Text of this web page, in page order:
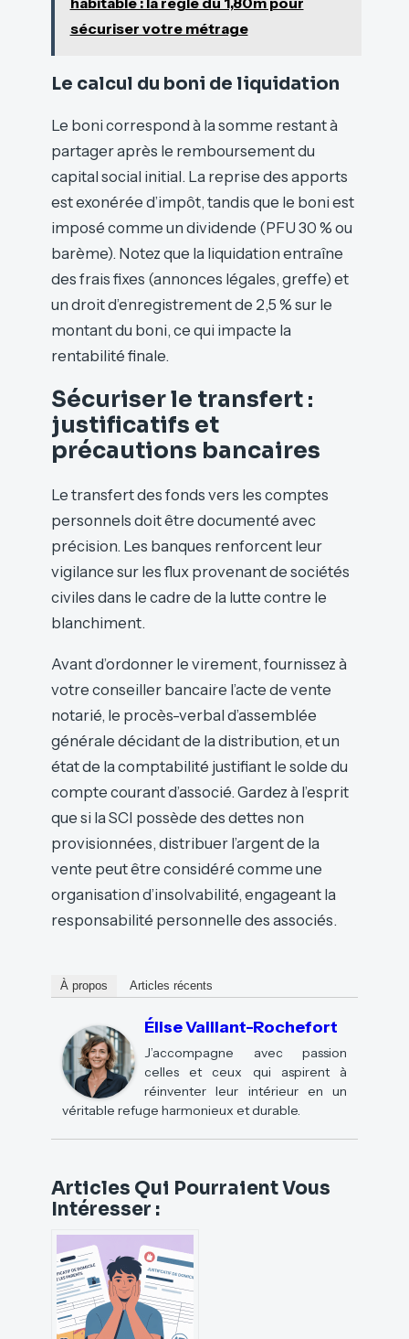
sécuriser votre métrage
Le calcul du boni de liquidation
Le boni correspond à la somme restant à
partager après le remboursement du
capital social initial. La reprise des apports
est exonérée d’impôt, tandis que le boni est
imposé comme un dividende (PFU 30 % ou
barème). Notez que la liquidation entraîne
des frais fixes (annonces légales, greffe) et
un droit d’enregistrement de 2,5 % sur le
montant du boni, ce qui impacte la
rentabilité finale.
Sécuriser le transfert :
justificatifs et
précautions bancaires
Le transfert des fonds vers les comptes
personnels doit être documenté avec
précision. Les banques renforcent leur
vigilance sur les flux provenant de sociétés
civiles dans le cadre de la lutte contre le
blanchiment.
Avant d’ordonner le virement, fournissez à
votre conseiller bancaire l’acte de vente
notarié, le procès-verbal d’assemblée
générale décidant de la distribution, et un
état de la comptabilité justifiant le solde du
compte courant d’associé. Gardez à l’esprit
que si la SCI possède des dettes non
provisionnées, distribuer l’argent de la
vente peut être considéré comme une
organisation d’insolvabilité, engageant la
responsabilité personnelle des associés.
À propos Articles récents
Élise Vaillant-Rochefort
J’accompagne avec passion
celles et ceux qui aspirent à
réinventer leur intérieur en un
véritable refuge harmonieux et durable.
Articles Qui Pourraient Vous
Intéresser :